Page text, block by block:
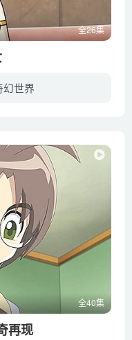
全26集
世界
全40集
再现